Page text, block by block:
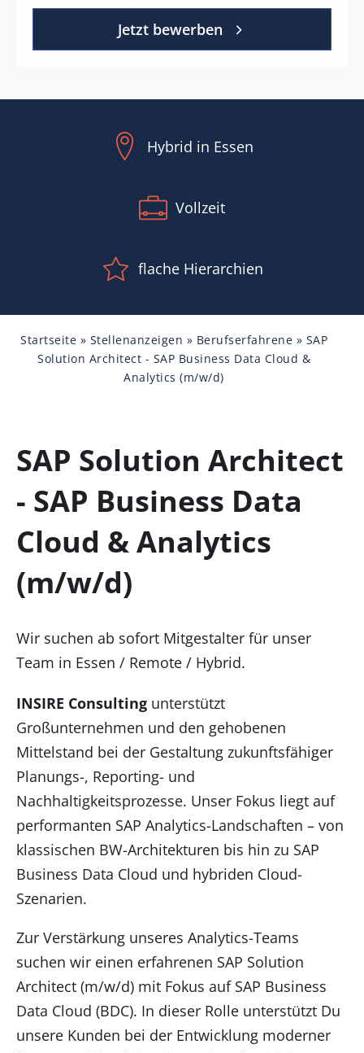
Jetzt bewerben
Hybrid in Essen
Vollzeit
flache Hierarchien
Startseite » Stellenanzeigen » Berufserfahrene » SAP
Solution Architect - SAP Business Data Cloud &
Analytics (m/w/d)
SAP Solution Architect
- SAP Business Data
Cloud & Analytics
(m/w/d)
Wir suchen ab sofort Mitgestalter für unser
Team in Essen / Remote / Hybrid.
INSIRE Consulting unterstützt
Großunternehmen und den gehobenen
Mittelstand bei der Gestaltung zukunftsfähiger
Planungs-, Reporting- und
Nachhaltigkeitsprozesse. Unser Fokus liegt auf
performanten SAP Analytics-Landschaften – von
klassischen BW-Architekturen bis hin zu SAP
Business Data Cloud und hybriden Cloud-
Szenarien.
Zur Verstärkung unseres Analytics-Teams
suchen wir einen erfahrenen SAP Solution
Architect (m/w/d) mit Fokus auf SAP Business
Data Cloud (BDC). In dieser Rolle unterstützt Du
unsere Kunden bei der Entwicklung moderner